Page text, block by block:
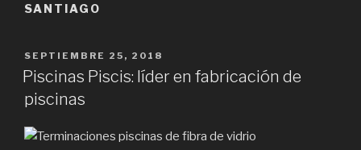
SANTIAGO
POSTED
ON
SEPTIEMBRE 25, 2018
Piscinas Piscis: líder en fabricación de
piscinas